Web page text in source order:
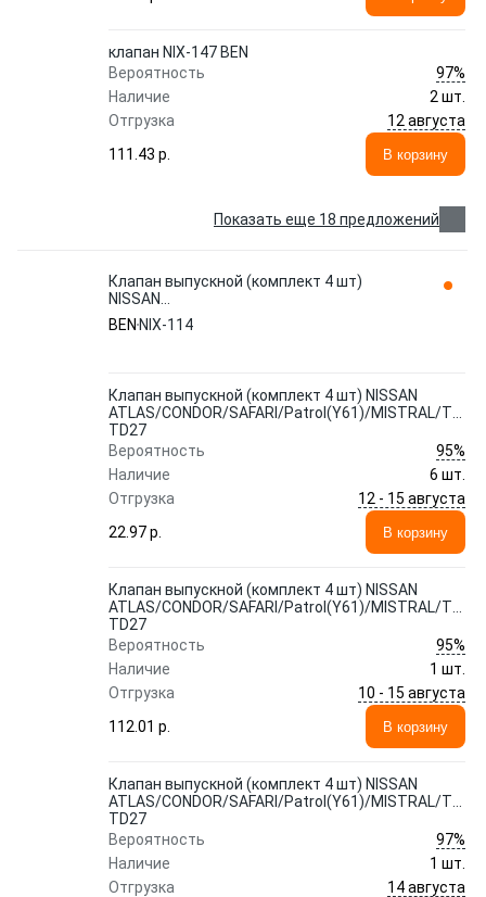
клапан NIX-147 BEN
Вероятность
97%
Наличие
2 шт.
Отгрузка
12 августа
111.43 p.
В корзину
Показать еще 18 предложений
Клапан выпускной (комплект 4 шт)
NISSAN
ATLAS/CONDOR/SAFARI/Patrol(Y61)/MISTRAL/
TD27 NIX-114 BEN
BEN NIX-114
Клапан выпускной (комплект 4 шт) NISSAN
ATLAS/CONDOR/SAFARI/Patrol(Y61)/MISTRAL/
TD27
Вероятность
95%
Наличие
6 шт.
Отгрузка
12 - 15 августа
22.97 p.
В корзину
Клапан выпускной (комплект 4 шт) NISSAN
ATLAS/CONDOR/SAFARI/Patrol(Y61)/MISTRAL/
TD27
Вероятность
95%
Наличие
1 шт.
Отгрузка
10 - 15 августа
112.01 p.
В корзину
Клапан выпускной (комплект 4 шт) NISSAN
ATLAS/CONDOR/SAFARI/Patrol(Y61)/MISTRAL/
TD27
Вероятность
97%
Наличие
1 шт.
Отгрузка
14 августа